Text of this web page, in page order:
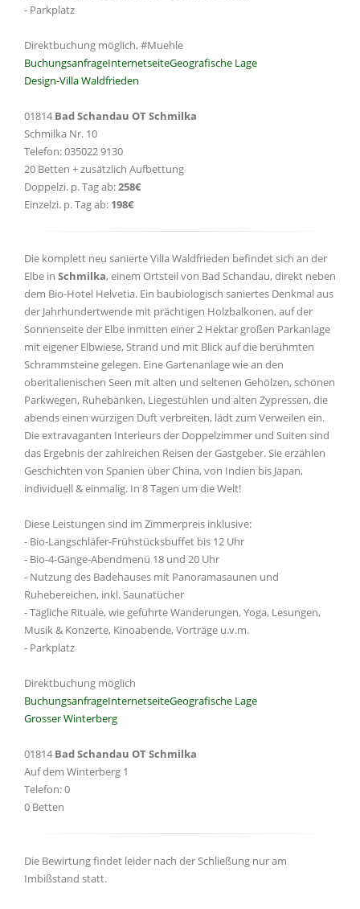
- Parkplatz
Direktbuchung möglich, #Muehle
BuchungsanfrageInternetseiteGeografische Lage
Design-Villa Waldfrieden
01814 Bad Schandau OT Schmilka
Schmilka Nr. 10
Telefon: 035022 9130
20 Betten + zusätzlich Aufbettung
Doppelzi. p. Tag ab:258€
Einzelzi. p. Tag ab: 198€
Die komplett neu sanierte Villa Waldfrieden befindet sich an der
Elbe in Schmilka, einem Ortsteil von Bad Schandau, direkt neben
dem Bio-Hotel Helvetia. Ein baubiologisch saniertes Denkmal aus
der Jahrhundertwende mit prächtigen Holzbalkonen, auf der
Sonnenseite der Elbe inmitten einer 2 Hektar großen Parkanlage
mit eigener Elbwiese, Strand und mit Blick auf die berühmten
Schrammsteine gelegen. Eine Gartenanlage wie an den
oberitalienischen Seen mit alten und seltenen Gehölzen, schönen
Parkwegen, Ruhebänken, Liegestühlen und alten Zypressen, die
abends einen würzigen Duft verbreiten, lädt zum Verweilen ein.
Die extravaganten Interieurs der Doppelzimmer und Suiten sind
das Ergebnis der zahlreichen Reisen der Gastgeber. Sie erzählen
Geschichten von Spanien über China, von Indien bis Japan,
individuell & einmalig. In 8 Tagen um die Welt!
Diese Leistungen sind im Zimmerpreis inklusive:
- Bio-Langschläfer-Frühstücksbuffet bis 12 Uhr
- Bio-4-Gänge-Abendmenü 18 und 20 Uhr
- Nutzung des Badehauses mit Panoramasaunen und
Ruhebereichen, inkl. Saunatücher
- Tägliche Rituale, wie geführte Wanderungen, Yoga, Lesungen,
Musik & Konzerte, Kinoabende, Vorträge u.v.m.
- Parkplatz
Direktbuchung möglich
BuchungsanfrageInternetseiteGeografische Lage
Grosser Winterberg
01814 Bad Schandau OT Schmilka
Auf dem Winterberg 1
Telefon: 0
0 Betten
Die Bewirtung findet leider nach der Schließung nur am
Imbißstand statt.